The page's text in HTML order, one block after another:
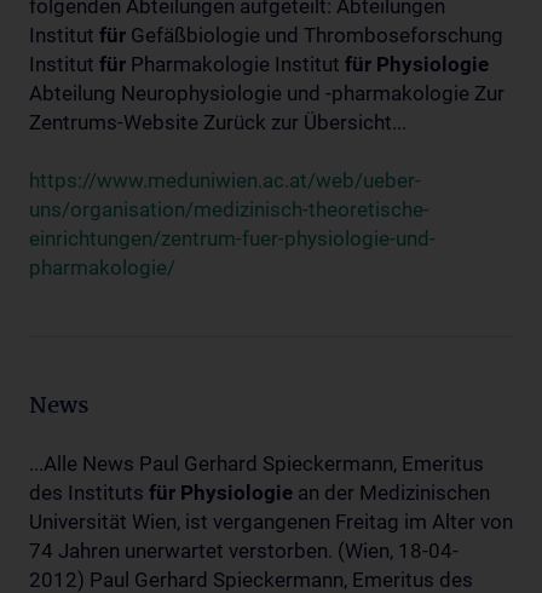
folgenden Abteilungen aufgeteilt: Abteilungen
Institut für Gefäßbiologie und Thromboseforschung
Institut für Pharmakologie Institut für Physiologie
Abteilung Neurophysiologie und -pharmakologie Zur
Zentrums-Website Zurück zur Übersicht...
https://www.meduniwien.ac.at/web/ueber-
uns/organisation/medizinisch-theoretische-
einrichtungen/zentrum-fuer-physiologie-und-
pharmakologie/
News
...Alle News Paul Gerhard Spieckermann, Emeritus
des Instituts für Physiologie an der Medizinischen
Universität Wien, ist vergangenen Freitag im Alter von
74 Jahren unerwartet verstorben. (Wien, 18-04-
2012) Paul Gerhard Spieckermann, Emeritus des